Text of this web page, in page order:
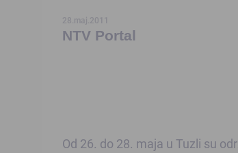
28.maj.2011
NTV Portal
Od 26. do 28. maja u Tuzli su